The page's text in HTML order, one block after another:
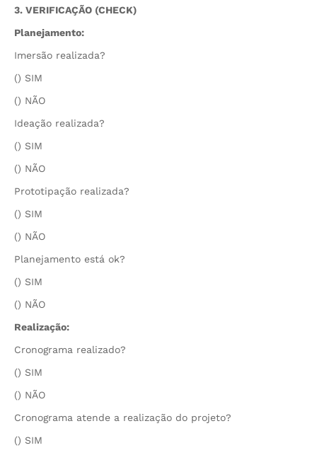
3. VERIFICAÇÃO (CHECK)
Planejamento:
Imersão realizada?
() SIM
() NÃO
Ideação realizada?
() SIM
() NÃO
Prototipação realizada?
() SIM
() NÃO
Planejamento está ok?
() SIM
() NÃO
Realização:
Cronograma realizado?
() SIM
() NÃO
Cronograma atende a realização do projeto?
() SIM